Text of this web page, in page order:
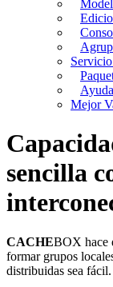
Mejor
sencilla
CACHEBOX hace
formar grupos
distribuidas sea